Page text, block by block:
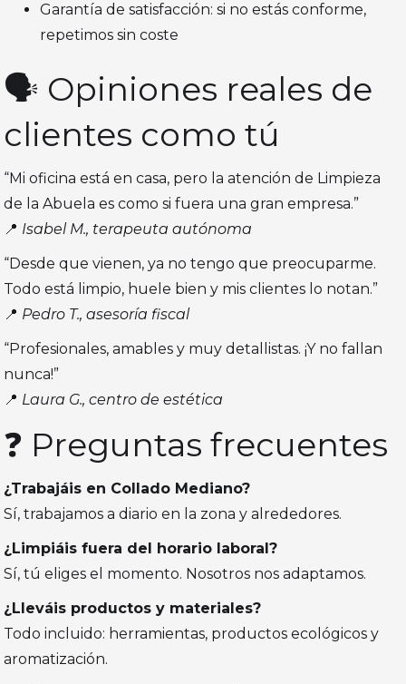
Garantía de satisfacción: si no estás conforme,
repetimos sin coste
🗣️ Opiniones reales de
clientes como tú
“Mi oficina está en casa, pero la atención de Limpieza
de la Abuela es como si fuera una gran empresa.”
📍 Isabel M., terapeuta autónoma
“Desde que vienen, ya no tengo que preocuparme.
Todo está limpio, huele bien y mis clientes lo notan.”
📍 Pedro T., asesoría fiscal
“Profesionales, amables y muy detallistas. ¡Y no fallan
nunca!”
📍 Laura G., centro de estética
❓ Preguntas frecuentes
¿Trabajáis en Collado Mediano?
Sí, trabajamos a diario en la zona y alrededores.
¿Limpiáis fuera del horario laboral?
Sí, tú eliges el momento. Nosotros nos adaptamos.
¿Lleváis productos y materiales?
Todo incluido: herramientas, productos ecológicos y
aromatización.